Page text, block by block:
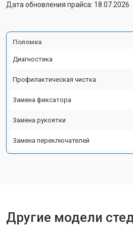
Дата обновления прайса: 18.07.2026
Поломка
Диагностика
Профилактическая чистка
Замена фиксатора
Замена рукоятки
Замена переключателей
Другие модели